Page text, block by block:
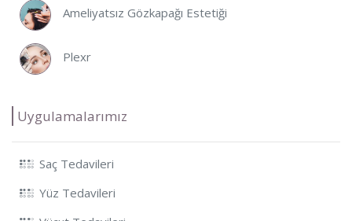
Ameliyatsız Gözkapağı Estetiği
Plexr
Uygulamalarımız
Saç Tedavileri
Yüz Tedavileri